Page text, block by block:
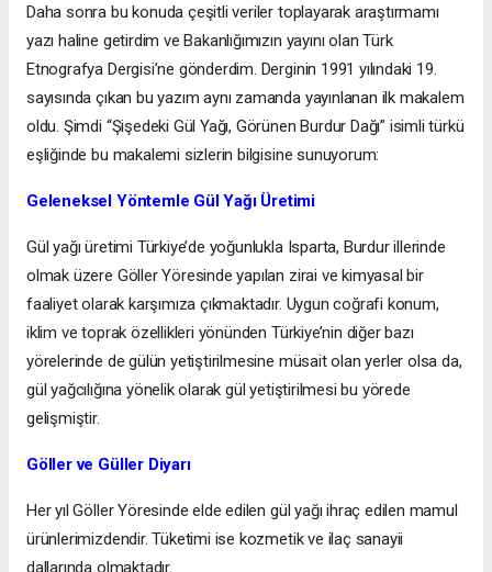
Daha sonra bu konuda çeşitli veriler toplayarak araştırmamı
yazı haline getirdim ve Bakanlığımızın yayını olan Türk
Etnografya Dergisi’ne gönderdim. Derginin 1991 yılındaki 19.
sayısında çıkan bu yazım aynı zamanda yayınlanan ilk makalem
oldu. Şimdi “Şişedeki Gül Yağı, Görünen Burdur Dağı” isimli türkü
eşliğinde bu makalemi sizlerin bilgisine sunuyorum:
Geleneksel Yöntemle Gül Yağı Üretimi
Gül yağı üretimi Türkiye’de yoğunlukla Isparta, Burdur illerinde
olmak üzere Göller Yöresinde yapılan zirai ve kimyasal bir
faaliyet olarak karşımıza çıkmaktadır. Uygun coğrafi konum,
iklim ve toprak özellikleri yönünden Türkiye’nin diğer bazı
yörelerinde de gülün yetiştirilmesine müsait olan yerler olsa da,
gül yağcılığına yönelik olarak gül yetiştirilmesi bu yörede
gelişmiştir.
Göller ve Güller Diyarı
Her yıl Göller Yöresinde elde edilen gül yağı ihraç edilen mamul
ürünlerimizdendir. Tüketimi ise kozmetik ve ilaç sanayii
dallarında olmaktadır.